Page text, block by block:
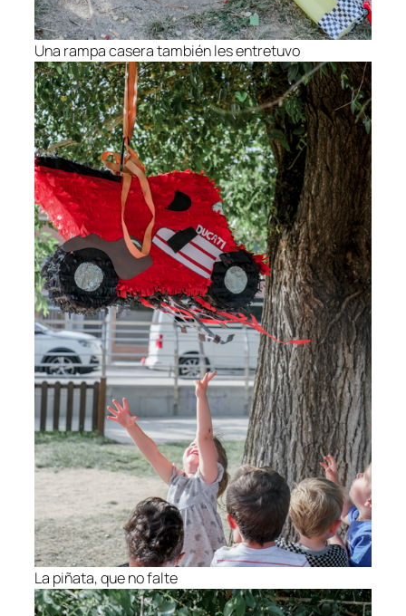
Una rampa casera también les entretuvo
La piñata, que no falte